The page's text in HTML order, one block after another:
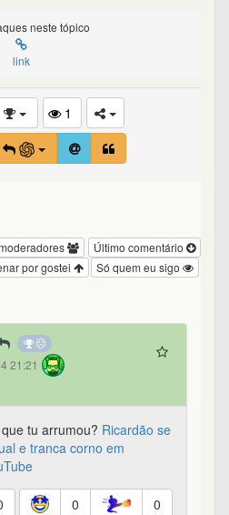
neste tópico
link
1
Último comentário
Só quem eu sigo
por gostei
21:21
tu arrumou? Ricardão se
e tranca corno em
0 0